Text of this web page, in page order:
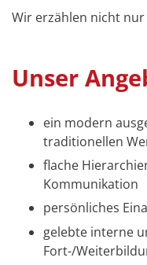
Wir erzählen nicht
Unser
ein modern
traditionellen
flache
Kommunikation
persönliches
gelebte interne
Fort-/